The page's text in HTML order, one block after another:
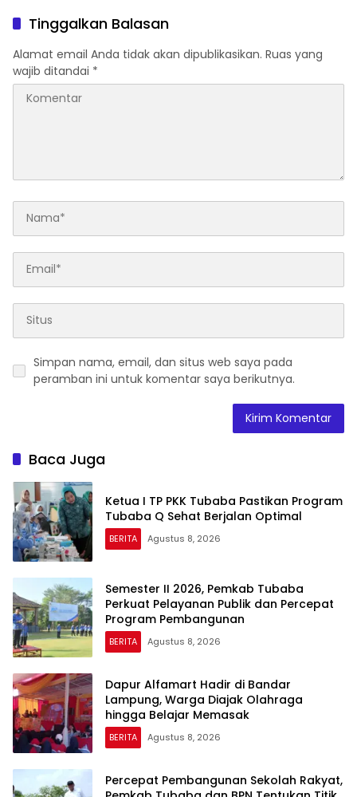
Tinggalkan Balasan
Alamat email Anda tidak akan dipublikasikan. Ruas yang
wajib ditandai *
Simpan nama, email, dan situs web saya pada
peramban ini untuk komentar saya berikutnya.
Baca Juga
Ketua I TP PKK Tubaba Pastikan Program
Tubaba Q Sehat Berjalan Optimal
BERITA Agustus 8, 2026
Semester II 2026, Pemkab Tubaba
Perkuat Pelayanan Publik dan Percepat
Program Pembangunan
BERITA Agustus 8, 2026
Dapur Alfamart Hadir di Bandar
Lampung, Warga Diajak Olahraga
hingga Belajar Memasak
BERITA Agustus 8, 2026
Percepat Pembangunan Sekolah Rakyat,